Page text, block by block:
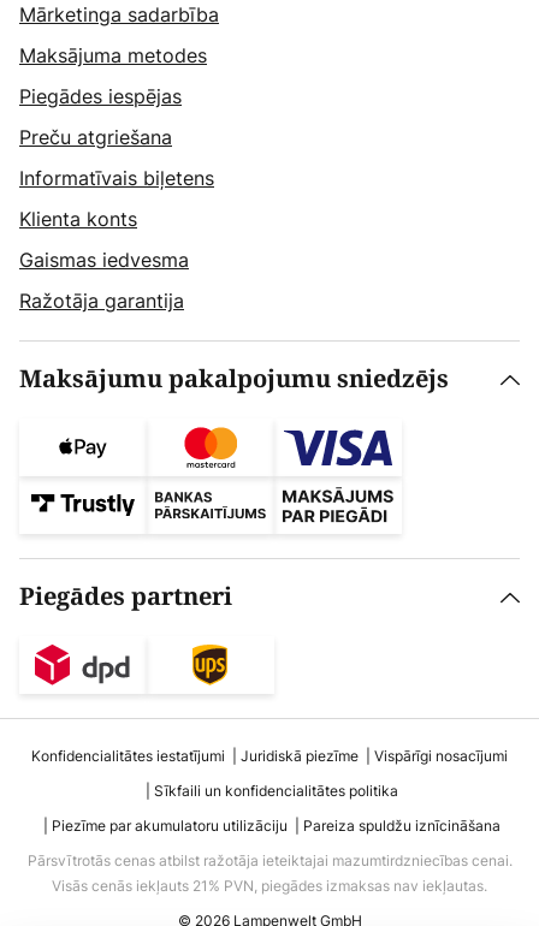
Mārketinga sadarbība
Maksājuma metodes
Piegādes iespējas
Preču atgriešana
Informatīvais biļetens
Klienta konts
Gaismas iedvesma
Ražotāja garantija
Maksājumu pakalpojumu sniedzējs
Piegādes partneri
Konfidencialitātes iestatījumi Juridiskā piezīme
Vispārīgi nosacījumi
Sīkfaili un konfidencialitātes politika
Piezīme par akumulatoru utilizāciju
Pareiza spuldžu iznīcināšana
Pārsvītrotās cenas atbilst ražotāja ieteiktajai mazumtirdzniecības cenai.
Visās cenās iekļauts 21% PVN, piegādes izmaksas nav iekļautas.
© 2026 Lampenwelt GmbH